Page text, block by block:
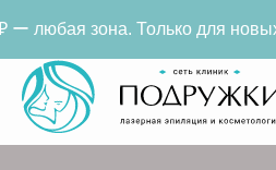
новых клиентов.